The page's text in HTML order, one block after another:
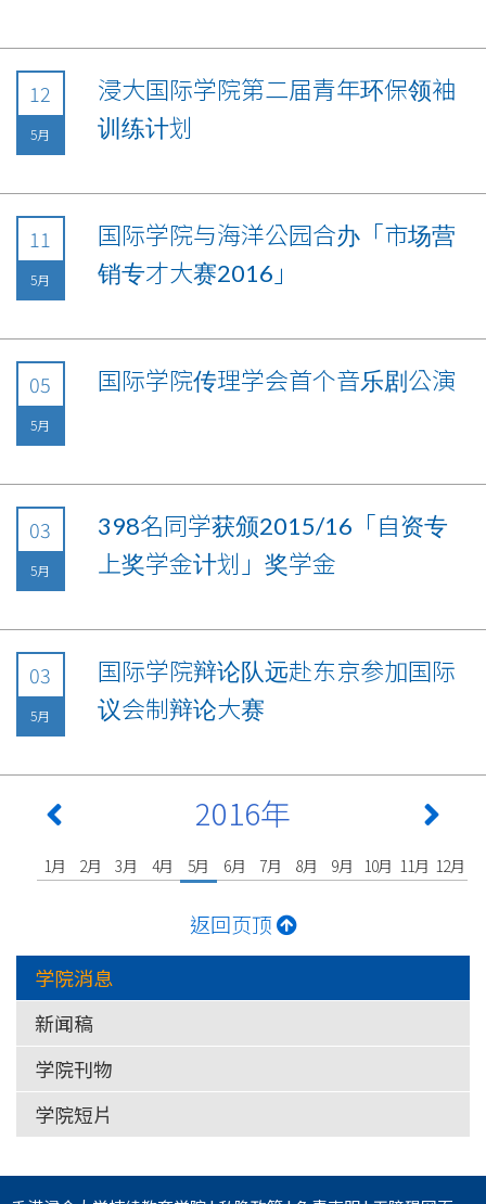
12
5月
浸大国际学院第二届青年环保领袖
训练计划
11
5月
国际学院与海洋公园合办「市场营
销专才大赛2016」
05
5月
国际学院传理学会首个音乐剧公演
03
5月
398名同学获颁2015/16「自资专
上奖学金计划」奖学金
03
5月
国际学院辩论队远赴东京参加国际
议会制辩论大赛
2016年
1月 2月 3月 4月 5月 6月 7月 8月 9月 10月 11月 12月
返回页顶
学院消息
新闻稿
学院刊物
学院短片